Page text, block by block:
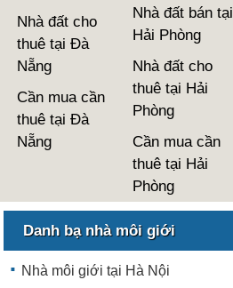
Nhà đất cho
thuê tại Đà
Nẵng
Cần mua cần
thuê tại Đà
Nẵng
Nhà đất bán tại
Hải Phòng
Nhà đất cho
thuê tại Hải
Phòng
Cần mua cần
thuê tại Hải
Phòng
Danh bạ nhà môi giới
Nhà môi giới tại Hà Nội